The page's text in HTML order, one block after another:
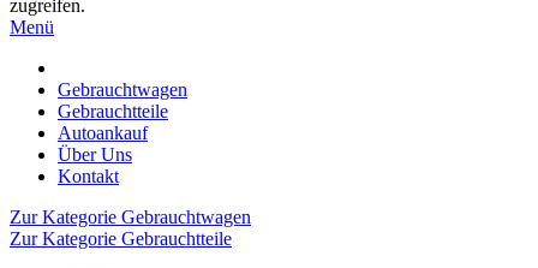
zugreifen.
Menü
Gebrauchtwagen
Gebrauchtteile
Autoankauf
Über Uns
Kontakt
Zur Kategorie Gebrauchtwagen
Zur Kategorie Gebrauchtteile